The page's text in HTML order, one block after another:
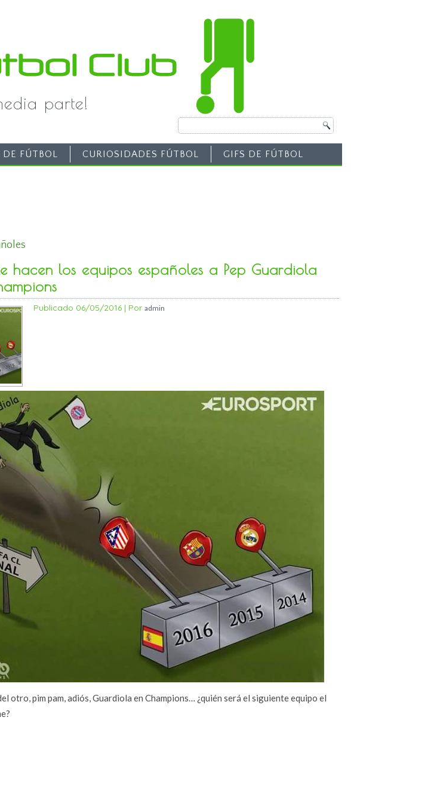
parte!
FÚTBOL CURIOSIDADES FÚTBOL GIFS DE FÚTBOL
hacen los equipos españoles a Pep Guardiola
Publicado 06/05/2016| Por admin
otro, pim pam, adiós, Guardiola en Champions… ¿quién será el siguiente equipo el